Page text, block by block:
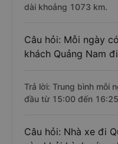
dài khoảng 1073 km.
Câu hỏi: Mỗi ngày
khách Quảng Nam
Trả lời: Trung bình mỗi
đầu từ 15:00 đến
Câu hỏi: Nhà xe đi